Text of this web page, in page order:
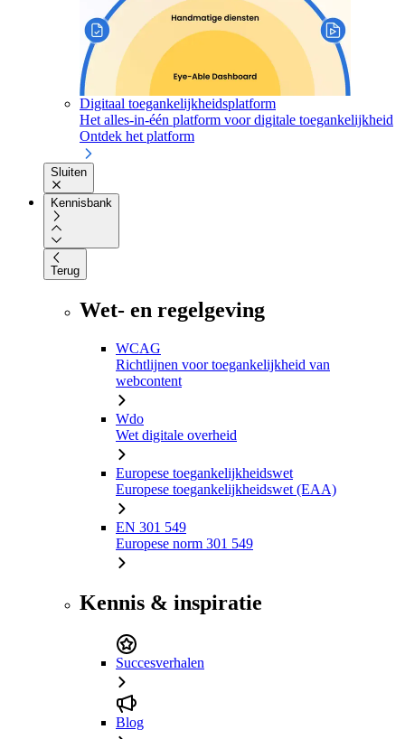
Digitaal toegankelijkheidsplatform
Het alles-in-één platform voor digitale toegankelijkheid
Ontdek het platform
Sluiten
Kennisbank
Terug
Wet- en regelgeving
WCAG
Richtlijnen voor toegankelijkheid van
webcontent
Wdo
Wet digitale overheid
Europese toegankelijkheidswet
Europese toegankelijkheidswet (EAA)
EN 301 549
Europese norm 301 549
Kennis & inspiratie
Succesverhalen
Blog